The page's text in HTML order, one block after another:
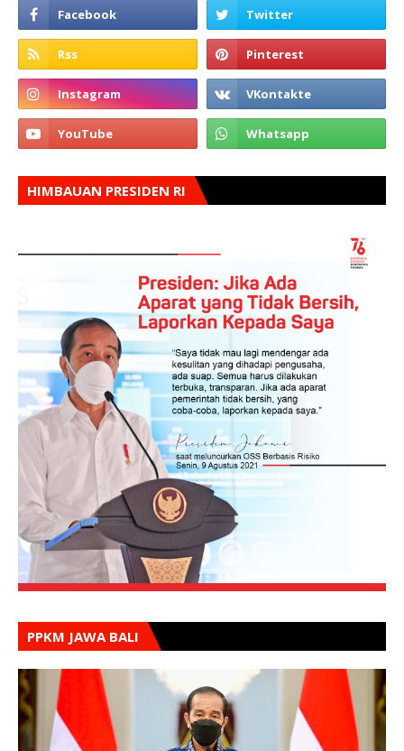
HIMBAUAN PRESIDEN RI
PPKM JAWA BALI